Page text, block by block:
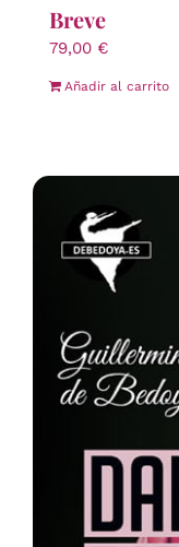
Breve
79,00 €
Añadir al carrito